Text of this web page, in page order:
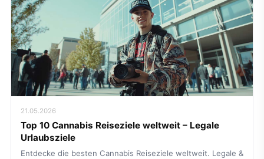
21.05.2026
Top 10 Cannabis Reiseziele weltweit – Legale
Urlaubsziele
Entdecke die besten Cannabis Reiseziele weltweit. Legale &